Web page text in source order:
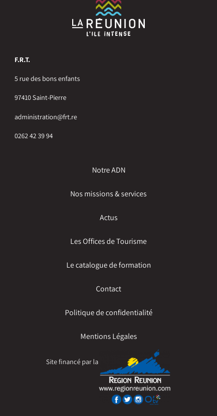
F.R.T.
5 rue des bons enfants
97410 Saint-Pierre
administration@frt.re
0262 42 39 94
Notre ADN
Nos missions & services
Actus
Les Offices de Tourisme
Le catalogue de formation
Contact
Politique de confidentialité
Mentions Légales
Site financé par la